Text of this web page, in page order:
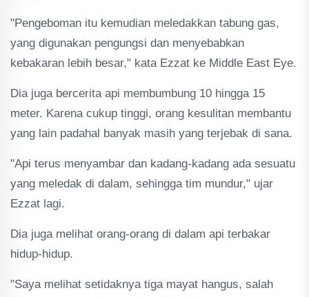
"Pengeboman itu kemudian meledakkan tabung gas,
yang digunakan pengungsi dan menyebabkan
kebakaran lebih besar," kata Ezzat ke Middle East Eye.
Dia juga bercerita api membumbung 10 hingga 15
meter. Karena cukup tinggi, orang kesulitan membantu
yang lain padahal banyak masih yang terjebak di sana.
"Api terus menyambar dan kadang-kadang ada sesuatu
yang meledak di dalam, sehingga tim mundur," ujar
Ezzat lagi.
Dia juga melihat orang-orang di dalam api terbakar
hidup-hidup.
"Saya melihat setidaknya tiga mayat hangus, salah